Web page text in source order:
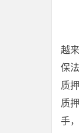
越
保
质
质
手